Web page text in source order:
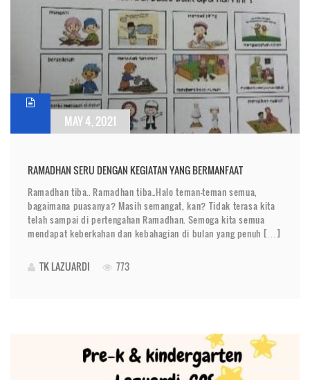
MAY 4, 2021
RAMADHAN SERU DENGAN KEGIATAN YANG BERMANFAAT
Ramadhan tiba.. Ramadhan tiba..Halo teman-teman semua,
bagaimana puasanya? Masih semangat, kan? Tidak terasa kita
telah sampai di pertengahan Ramadhan. Semoga kita semua
mendapat keberkahan dan kebahagian di bulan yang penuh […]
TK LAZUARDI 773